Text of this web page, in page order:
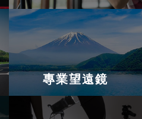
專業望遠鏡